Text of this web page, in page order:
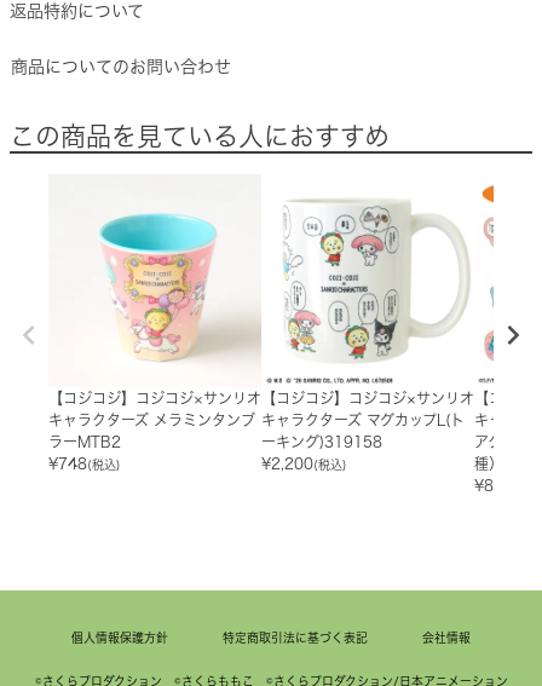
返品特約について
商品についてのお問い合わせ
この商品を見ている人におすすめ
【コジコジ】コジコジ×サンリオ
キャラクターズ メラミンタンブ
ラーMTB2
¥748(税込)
【コジコジ】コジコジ×サンリオ
キャラクターズ マグカップL(ト
ーキング)319158
¥2,200(税込)
【コジコ
キャラク
アクリル
種）
¥825
個人情報保護方針 特定商取引法に基づく表記 会社情報
©さくらプロダクション ©さくらももこ ©さくらプロダクション/日本アニメーション